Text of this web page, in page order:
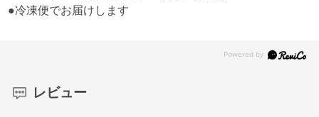
●冷凍便でお届けします
レビュー